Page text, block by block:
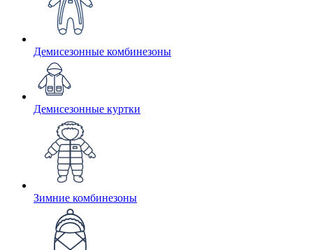
Демисезонные комбинезоны
Демисезонные куртки
Зимние комбинезоны